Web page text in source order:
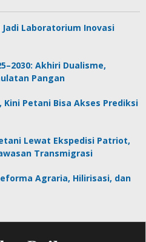
Laboratorium Inovasi
Akhiri Dualisme,
Pangan
Petani Bisa Akses Prediksi
Lewat Ekspedisi Patriot,
Transmigrasi
Agraria, Hilirisasi, dan